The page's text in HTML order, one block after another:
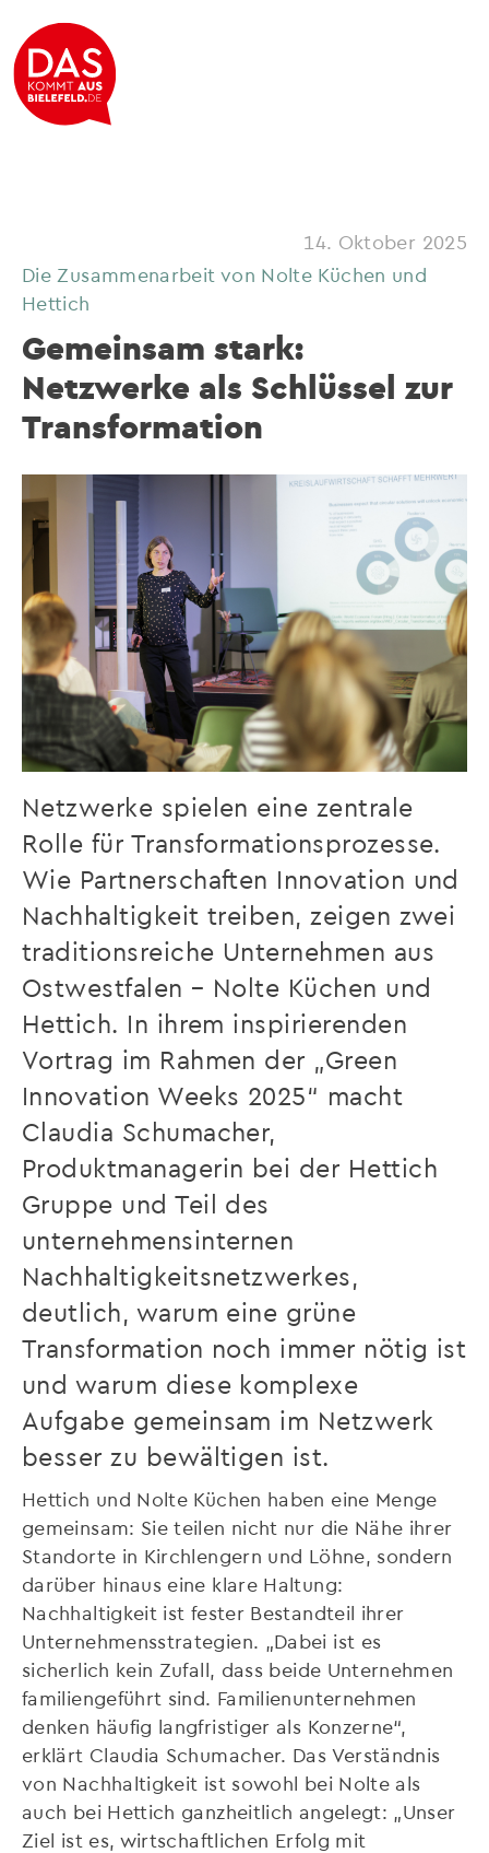
14. Oktober 2025
Die Zusammenarbeit von Nolte Küchen und
Hettich
Gemeinsam stark:
Netzwerke als Schlüssel zur
Transformation
Netzwerke spielen eine zentrale
Rolle für Transformationsprozesse.
Wie Partnerschaften Innovation und
Nachhaltigkeit treiben, zeigen zwei
traditionsreiche Unternehmen aus
Ostwestfalen – Nolte Küchen und
Hettich. In ihrem inspirierenden
Vortrag im Rahmen der „Green
Innovation Weeks 2025“ macht
Claudia Schumacher,
Produktmanagerin bei der Hettich
Gruppe und Teil des
unternehmensinternen
Nachhaltigkeitsnetzwerkes,
deutlich, warum eine grüne
Transformation noch immer nötig ist
und warum diese komplexe
Aufgabe gemeinsam im Netzwerk
besser zu bewältigen ist.
Hettich und Nolte Küchen haben eine Menge
gemeinsam: Sie teilen nicht nur die Nähe ihrer
Standorte in Kirchlengern und Löhne, sondern
darüber hinaus eine klare Haltung:
Nachhaltigkeit ist fester Bestandteil ihrer
Unternehmensstrategien. „Dabei ist es
sicherlich kein Zufall, dass beide Unternehmen
familiengeführt sind. Familienunternehmen
denken häufig langfristiger als Konzerne“,
erklärt Claudia Schumacher. Das Verständnis
von Nachhaltigkeit ist sowohl bei Nolte als
auch bei Hettich ganzheitlich angelegt: „Unser
Ziel ist es, wirtschaftlichen Erfolg mit